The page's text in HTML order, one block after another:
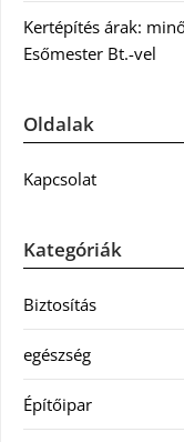
Kertépítés árak:
Esőmester Bt.-vel
Oldalak
Kapcsolat
Kategóriák
Biztosítás
egészség
Építőipar